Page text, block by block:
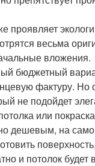
проявляет
весьма
вложения.
бюджетный
фактуру.
не подойдет
или
дешевым, на
и потолок будет